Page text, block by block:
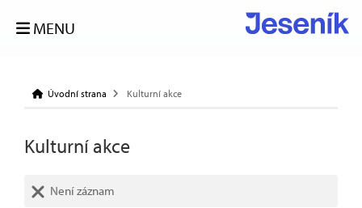
MENU
Úvodní strana Kulturní akce
Kulturní akce
Není záznam